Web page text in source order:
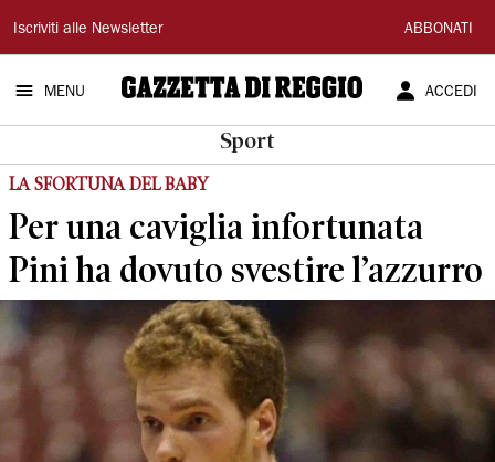
Gazzetta
di
Reggio
Iscriviti alle Newsletter ABBONATI
MENU ACCEDI
Sport
LA SFORTUNA DEL BABY
Per una caviglia infortunata
Pini ha dovuto svestire l’azzurro